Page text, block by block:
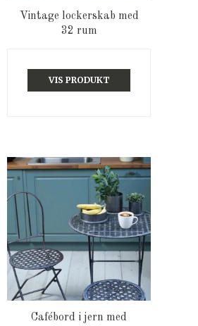
Vintage lockerskab med
32 rum
VIS PRODUKT
Cafébord i jern med